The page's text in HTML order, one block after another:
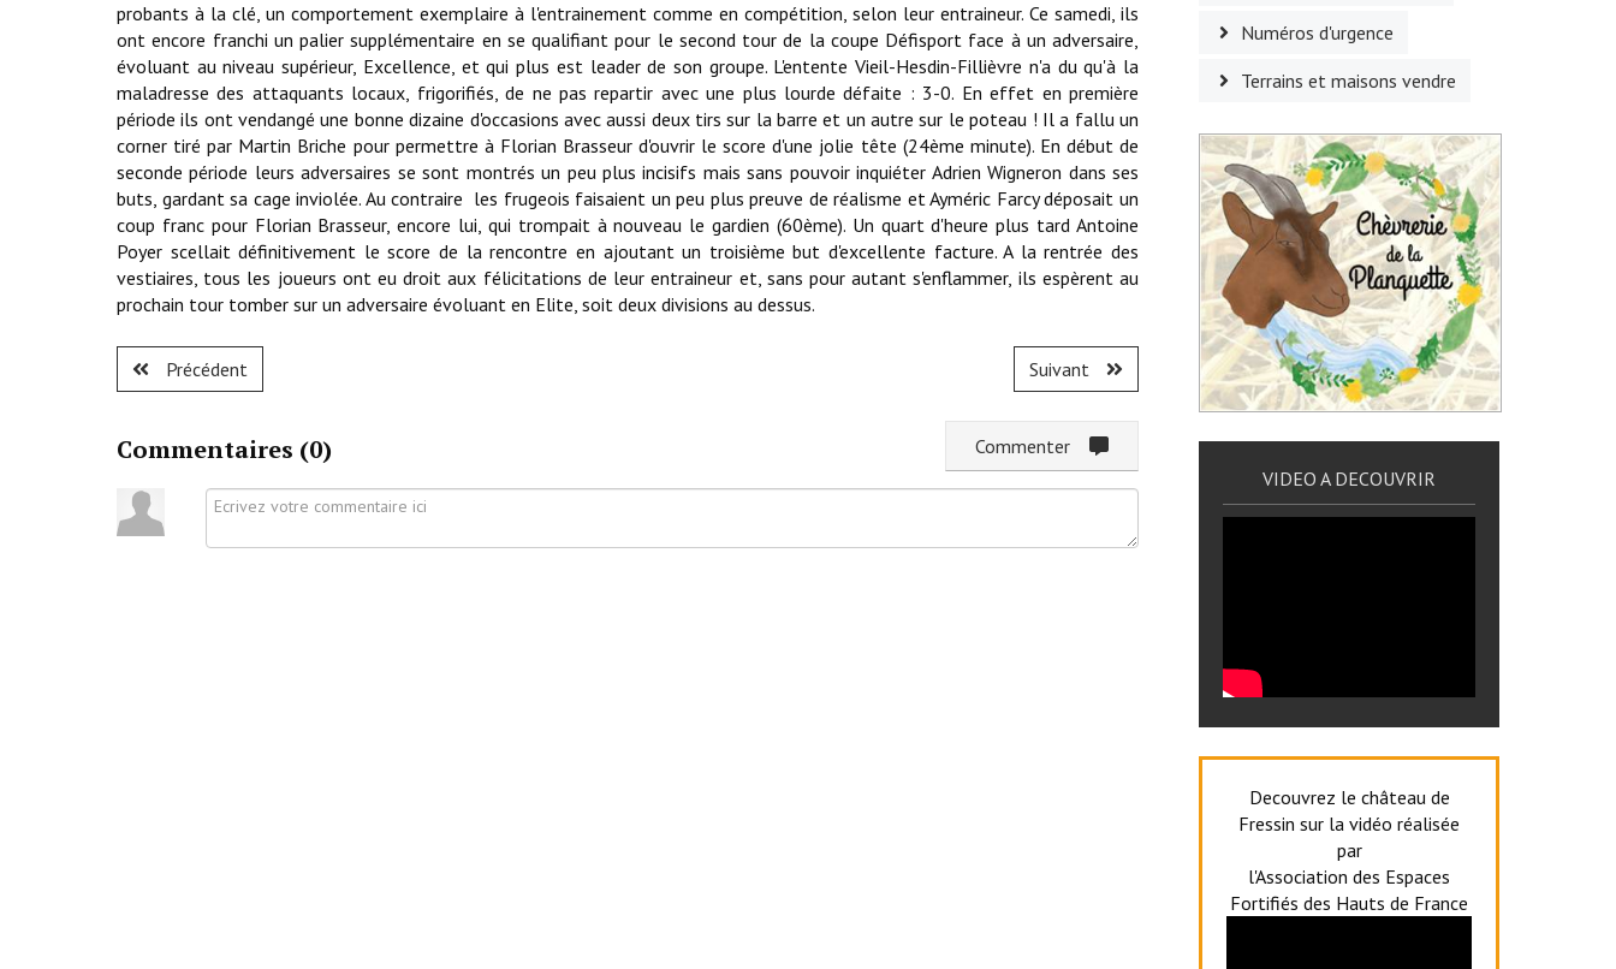
probants à la clé, un comportement exemplaire à l'entrainement comme en compétition, selon leur entraineur. Ce samedi, ils
ont encore franchi un palier supplémentaire en se qualifiant pour le second tour de la coupe Défisport face à un adversaire,
évoluant au niveau supérieur, Excellence, et qui plus est leader de son groupe. L'entente Vieil-Hesdin-Fillièvre n'a du qu'à la
maladresse des attaquants locaux, frigorifiés, de ne pas repartir avec une plus lourde défaite : 3-0. En effet en première
période ils ont vendangé une bonne dizaine d'occasions avec aussi deux tirs sur la barre et un autre sur le poteau ! Il a fallu un
corner tiré par Martin Briche pour permettre à Florian Brasseur d'ouvrir le score d'une jolie tête (24ème minute). En début de
seconde période leurs adversaires se sont montrés un peu plus incisifs mais sans pouvoir inquiéter Adrien Wigneron dans ses
buts, gardant sa cage inviolée. Au contraire les frugeois faisaient un peu plus preuve de réalisme et Ayméric Farcy déposait un
coup franc pour Florian Brasseur, encore lui, qui trompait à nouveau le gardien (60ème). Un quart d'heure plus tard Antoine
Poyer scellait définitivement le score de la rencontre en ajoutant un troisième but d'excellente facture. A la rentrée des
vestiaires, tous les joueurs ont eu droit aux félicitations de leur entraineur et, sans pour autant s'enflammer, ils espèrent au
prochain tour tomber sur un adversaire évoluant en Elite, soit deux divisions au dessus.
Précédent Suivant
Commentaires (0)
Numéros d'urgence
Terrains et maisons vendre
VIDEO A DECOUVRIR
Decouvrez le château de
Fressin sur la vidéo réalisée
par
l'Association des Espaces
Fortifiés des Hauts de France